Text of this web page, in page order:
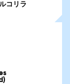
コリラ